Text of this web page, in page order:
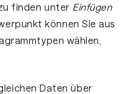
finden unter Einfügen
können Sie aus
wählen,
Daten über